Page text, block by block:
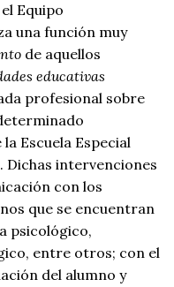
Equipo
una función muy
de aquellos
educativas
profesional sobre
Escuela Especial
Dichas intervenciones
con los
que se encuentran
psicológico,
entre otros; con el
del alumno y